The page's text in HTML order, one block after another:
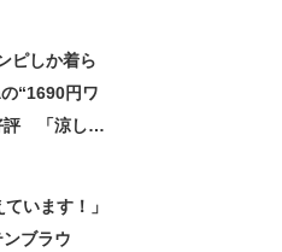
ピしか着ら
“1690円ワ
評 「涼しく
ています！」
ブラウ